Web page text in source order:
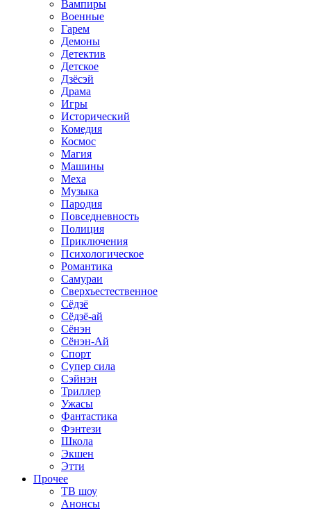
Вампиры
Военные
Гарем
Демоны
Детектив
Детское
Дзёсэй
Драма
Игры
Исторический
Комедия
Космос
Магия
Машины
Меха
Музыка
Пародия
Повседневность
Полиция
Приключения
Психологическое
Романтика
Самураи
Сверхъестественное
Сёдзё
Сёдзё-ай
Сёнэн
Сёнэн-Ай
Спорт
Супер сила
Сэйнэн
Триллер
Ужасы
Фантастика
Фэнтези
Школа
Экшен
Этти
Прочее
ТВ шоу
Анонсы